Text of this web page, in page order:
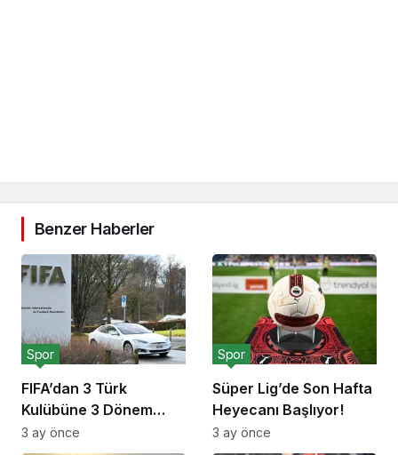
Benzer Haberler
FIFA’dan 3 Türk
Kulübüne 3 Dönem
Transfer Yasağı!
Spor
3 ay önce
Süper Lig’de Son Hafta
Heyecanı Başlıyor!
Spor
3 ay önce